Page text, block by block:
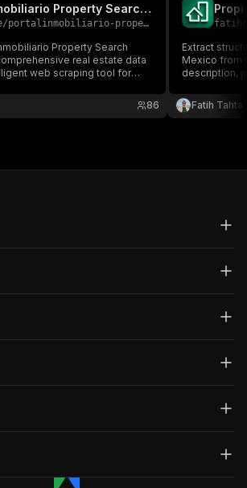
Portal Inmobiliario Property Search Scraper
/portalinmobiliario-property-search-scraper
Property Search
real estate data
web scraping tool for
real estate professionals,
86
Extract
Mexico from
description,
intelligence,
automated
Fatih Tahta